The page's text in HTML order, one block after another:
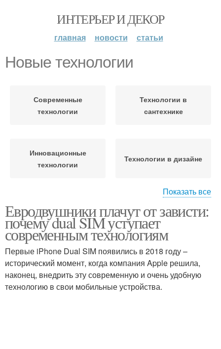
ИНТЕРЬЕР И ДЕКОР
главная новости статьи
Новые технологии
Современные
технологии
Технологии в
сантехнике
Инновационные
технологии
Технологии в дизайне
современном дизайне
Новые материалы
Цифровые технологии Технологии в сфере
Показать все
Евродвушники плачут от зависти:
почему dual SIM уступает
современным технологиям
Первые iPhone Dual SIM появились в 2018 году –
исторический момент, когда компания Apple решила,
наконец, внедрить эту современную и очень удобную
технологию в свои мобильные устройства.